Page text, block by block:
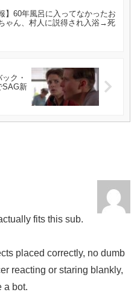
】60年風呂に入ってなかったお
ゃん、村人に説得され入浴→死
ク・
SAG新
fits this sub.
placed correctly, no dumb
reacting or staring blankly,
a bot.